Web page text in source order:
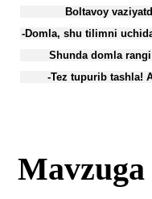
Boltavoy
-Domla, shu tilimni
Shunda domla
-Tez tupurib tashla!